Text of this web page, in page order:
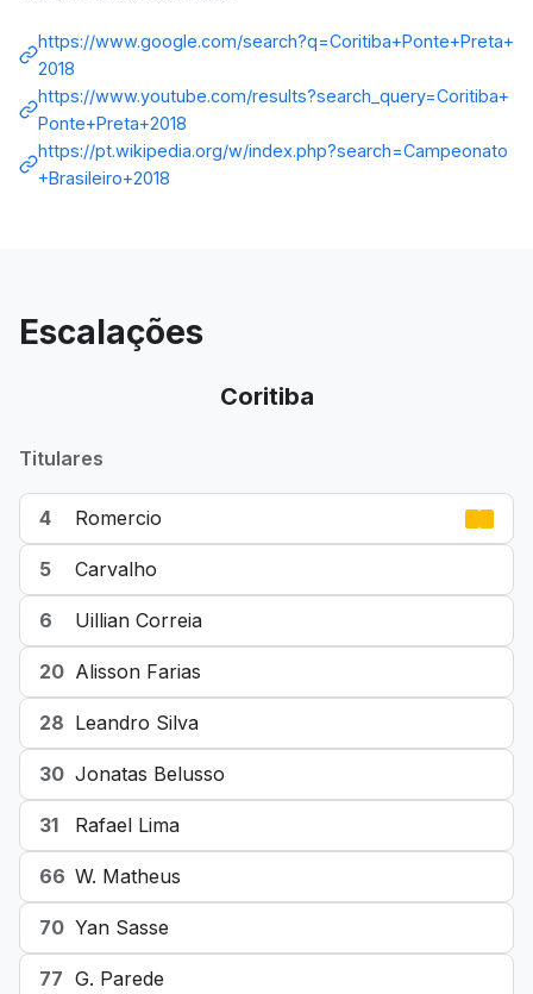
https://www.google.com/search?q=Coritiba+Ponte+Preta+
2018
https://www.youtube.com/results?search_query=Coritiba+
Ponte+Preta+2018
https://pt.wikipedia.org/w/index.php?search=Campeonato
+Brasileiro+2018
Escalações
Coritiba
Titulares
4 Romercio
5 Carvalho
6 Uillian Correia
20 Alisson Farias
28 Leandro Silva
30 Jonatas Belusso
31 Rafael Lima
66 W. Matheus
70 Yan Sasse
77 G. Parede